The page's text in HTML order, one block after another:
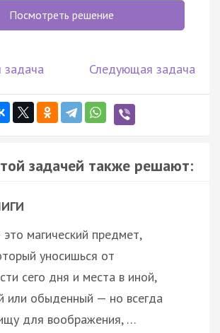
Посмотреть решение
Следующая задача
задачей также решают:
магический предмет,
уносишься от
сего дня и места в иной,
или обыденный — но всегда
для воображения, …